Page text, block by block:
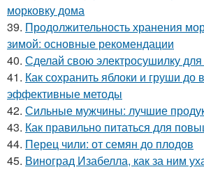
морковку дома
39. Продолжительность хранения
зимой: основные рекомендации
40. Сделай свою электросушилку
41. Как сохранить яблоки и груши до
эффективные методы
42. Сильные мужчины: лучшие
43. Как правильно питаться для
44. Перец чили: от семян до плодов
45. Виноград Изабелла, как за ним